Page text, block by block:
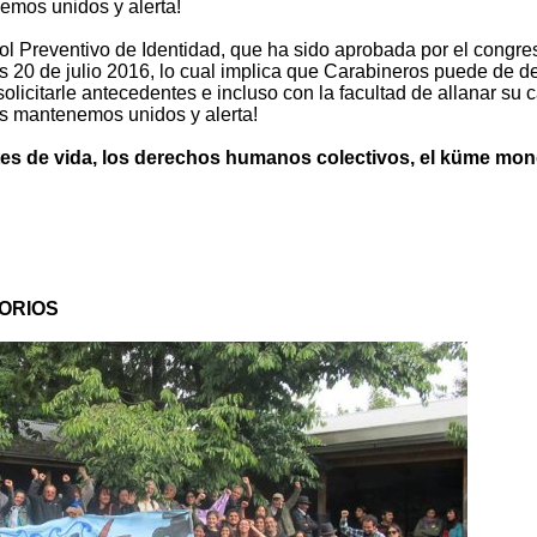
unidos y alerta!
Preventivo de Identidad, que ha sido aprobada por el
20 de julio 2016, lo cual implica que Carabineros puede de
antecedentes e incluso con la facultad de allanar su
mantenemos unidos y alerta!
de vida, los derechos humanos colectivos, el küme